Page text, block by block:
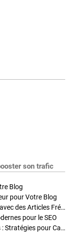
son trafic
Blog
pour Votre Blog
Stratégies de Publication : Boostez Votre Blog avec des Articles Fréquents et Exclusifs
pour le SEO
Enrichir Vos Articles avec des Contenus Riches : Stratégies pour Captiver et Optimiser